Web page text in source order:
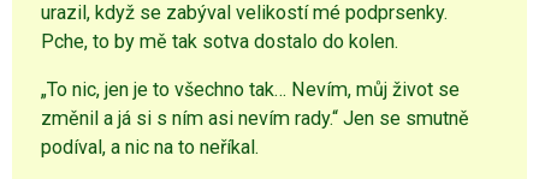
urazil, když se zabýval velikostí mé podprsenky.
Pche, to by mě tak sotva dostalo do kolen.
„To nic, jen je to všechno tak… Nevím, můj život se
změnil a já si s ním asi nevím rady.“ Jen se smutně
podíval, a nic na to neříkal.